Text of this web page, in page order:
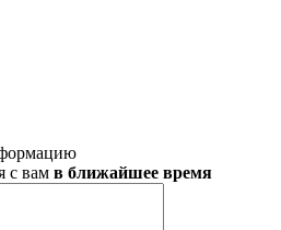
с вам в ближайшее время